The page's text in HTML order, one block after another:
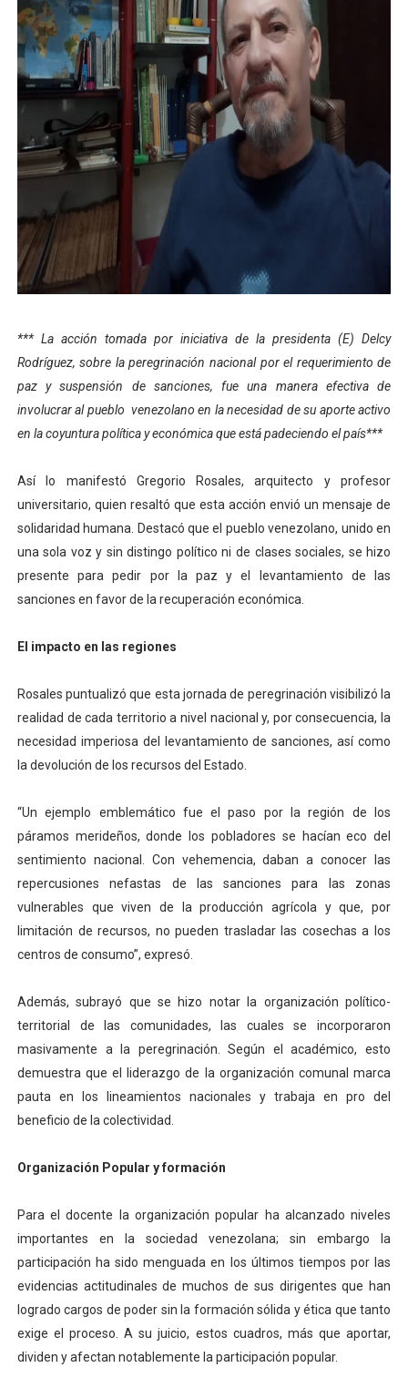
Fortalecen formación académica de médicos en
Fortaleciendo la economía comunal en El Vigía con
Campo Elías consolida plan de bacheo en el sector La
Fundecem inició con éxito el taller vacacional de
El Lactario del Iahula celebra la Semana Mundial de la
Plan Vacacional "Venezuela Ríe 2026" brinda
Iniciación al yoga reúne a diversos clubes deportivos
Expertos inspeccionan espacios del OAN para la
*** La acción tomada por iniciativa de la presidenta (E) Delcy
Rodríguez, sobre la peregrinación nacional por el requerimiento de
paz y suspensión de sanciones, fue una manera efectiva de
involucrar al pueblo venezolano en la necesidad de su aporte activo
en la coyuntura política y económica que está padeciendo el país***
Así lo manifestó Gregorio Rosales, arquitecto y profesor
universitario, quien resaltó que esta acción envió un mensaje de
solidaridad humana. Destacó que el pueblo venezolano, unido en
una sola voz y sin distingo político ni de clases sociales, se hizo
presente para pedir por la paz y el levantamiento de las
sanciones en favor de la recuperación económica.
El impacto en las regiones
Rosales puntualizó que esta jornada de peregrinación visibilizó la
realidad de cada territorio a nivel nacional y, por consecuencia, la
necesidad imperiosa del levantamiento de sanciones, así como
la devolución de los recursos del Estado.
“Un ejemplo emblemático fue el paso por la región de los
páramos merideños, donde los pobladores se hacían eco del
sentimiento nacional. Con vehemencia, daban a conocer las
repercusiones nefastas de las sanciones para las zonas
vulnerables que viven de la producción agrícola y que, por
limitación de recursos, no pueden trasladar las cosechas a los
centros de consumo”, expresó.
Además, subrayó que se hizo notar la organización político-
territorial de las comunidades, las cuales se incorporaron
masivamente a la peregrinación. Según el académico, esto
demuestra que el liderazgo de la organización comunal marca
pauta en los lineamientos nacionales y trabaja en pro del
beneficio de la colectividad.
Organización Popular y formación
Para el docente la organización popular ha alcanzado niveles
importantes en la sociedad venezolana; sin embargo la
participación ha sido menguada en los últimos tiempos por las
evidencias actitudinales de muchos de sus dirigentes que han
logrado cargos de poder sin la formación sólida y ética que tanto
exige el proceso. A su juicio, estos cuadros, más que aportar,
dividen y afectan notablemente la participación popular.